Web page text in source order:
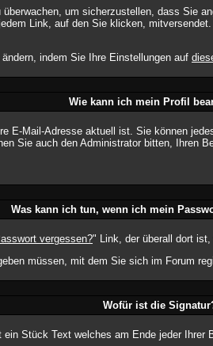
um sicherzustellen, dass Sie
Link, auf den Sie klicken,
indem Sie Ihre Einstellungen auf
Wie kann ich mein Profil
E-Mail-Adresse aktuell ist. Sie können
Sie auch den Administrator bitten, Ihren
Was kann ich tun, wenn ich mein
vergessen?" Link, der überall dort
müssen, mit dem Sie sich im Forum
Wofür ist die
Stück Text welches am Ende jeder Ihrer